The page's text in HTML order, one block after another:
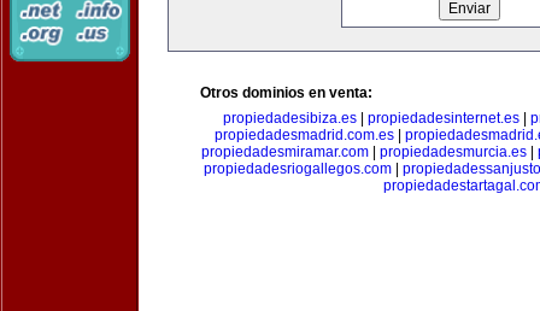
Otros dominios en venta:
propiedadesibiza.es
propiedadesinternet.es
propiedadesmadrid.com.es
propiedadesmiramar.com
propiedadesmurcia.es
propiedadesriogallegos.com|